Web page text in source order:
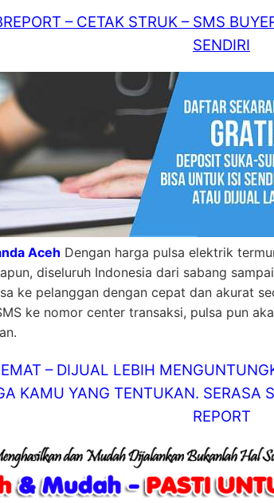
– CETAK STRUK – SMS
SENDIRI
Aceh Dengan harga pulsa elektrik
diseluruh Indonesia dari sabang
ke pelanggan dengan cepat dan akurat
ke nomor center transaksi, pulsa pun
– DIJUAL LEBIH
KAMU YANG TENTUKAN. SERASA
REPORT